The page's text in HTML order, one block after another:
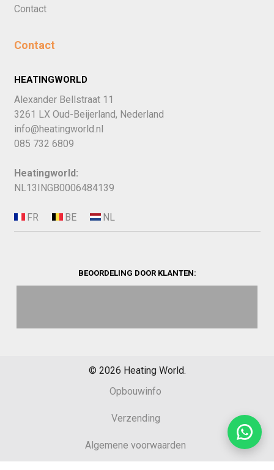
Contact
Contact
HEATINGWORLD
Alexander Bellstraat 11
3261 LX Oud-Beijerland, Nederland
info@heatingworld.nl
085 732 6809
Heatingworld:
NL13INGB0006484139
BEOORDELING DOOR KLANTEN:
© 2026 Heating World.
Opbouwinfo
Verzending
Algemene voorwaarden